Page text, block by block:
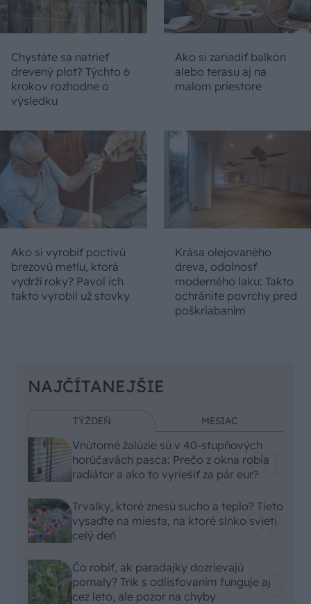
Chystáte sa natrieť
drevený plot? Týchto 6
krokov rozhodne o
výsledku
Ako si zariadiť balkón
alebo terasu aj na
malom priestore
Ako si vyrobiť poctivú
brezovú metlu, ktorá
vydrží roky? Pavol ich
takto vyrobil už stovky
Krása olejovaného
dreva, odolnosť
moderného laku: Takto
ochránite povrchy pred
poškriabaním
NAJČÍTANEJŠIE
TÝŽDEŇ MESIAC
Vnútorné žalúzie sú v 40-stupňových
horúčavách pasca: Prečo z okna robia
radiátor a ako to vyriešiť za pár eur?
Trvalky, ktoré znesú sucho a teplo? Tieto
vysaďte na miesta, na ktoré slnko svieti
celý deň
Čo robiť, ak paradajky dozrievajú
pomaly? Trik s odlisťovaním funguje aj
cez leto, ale pozor na chyby